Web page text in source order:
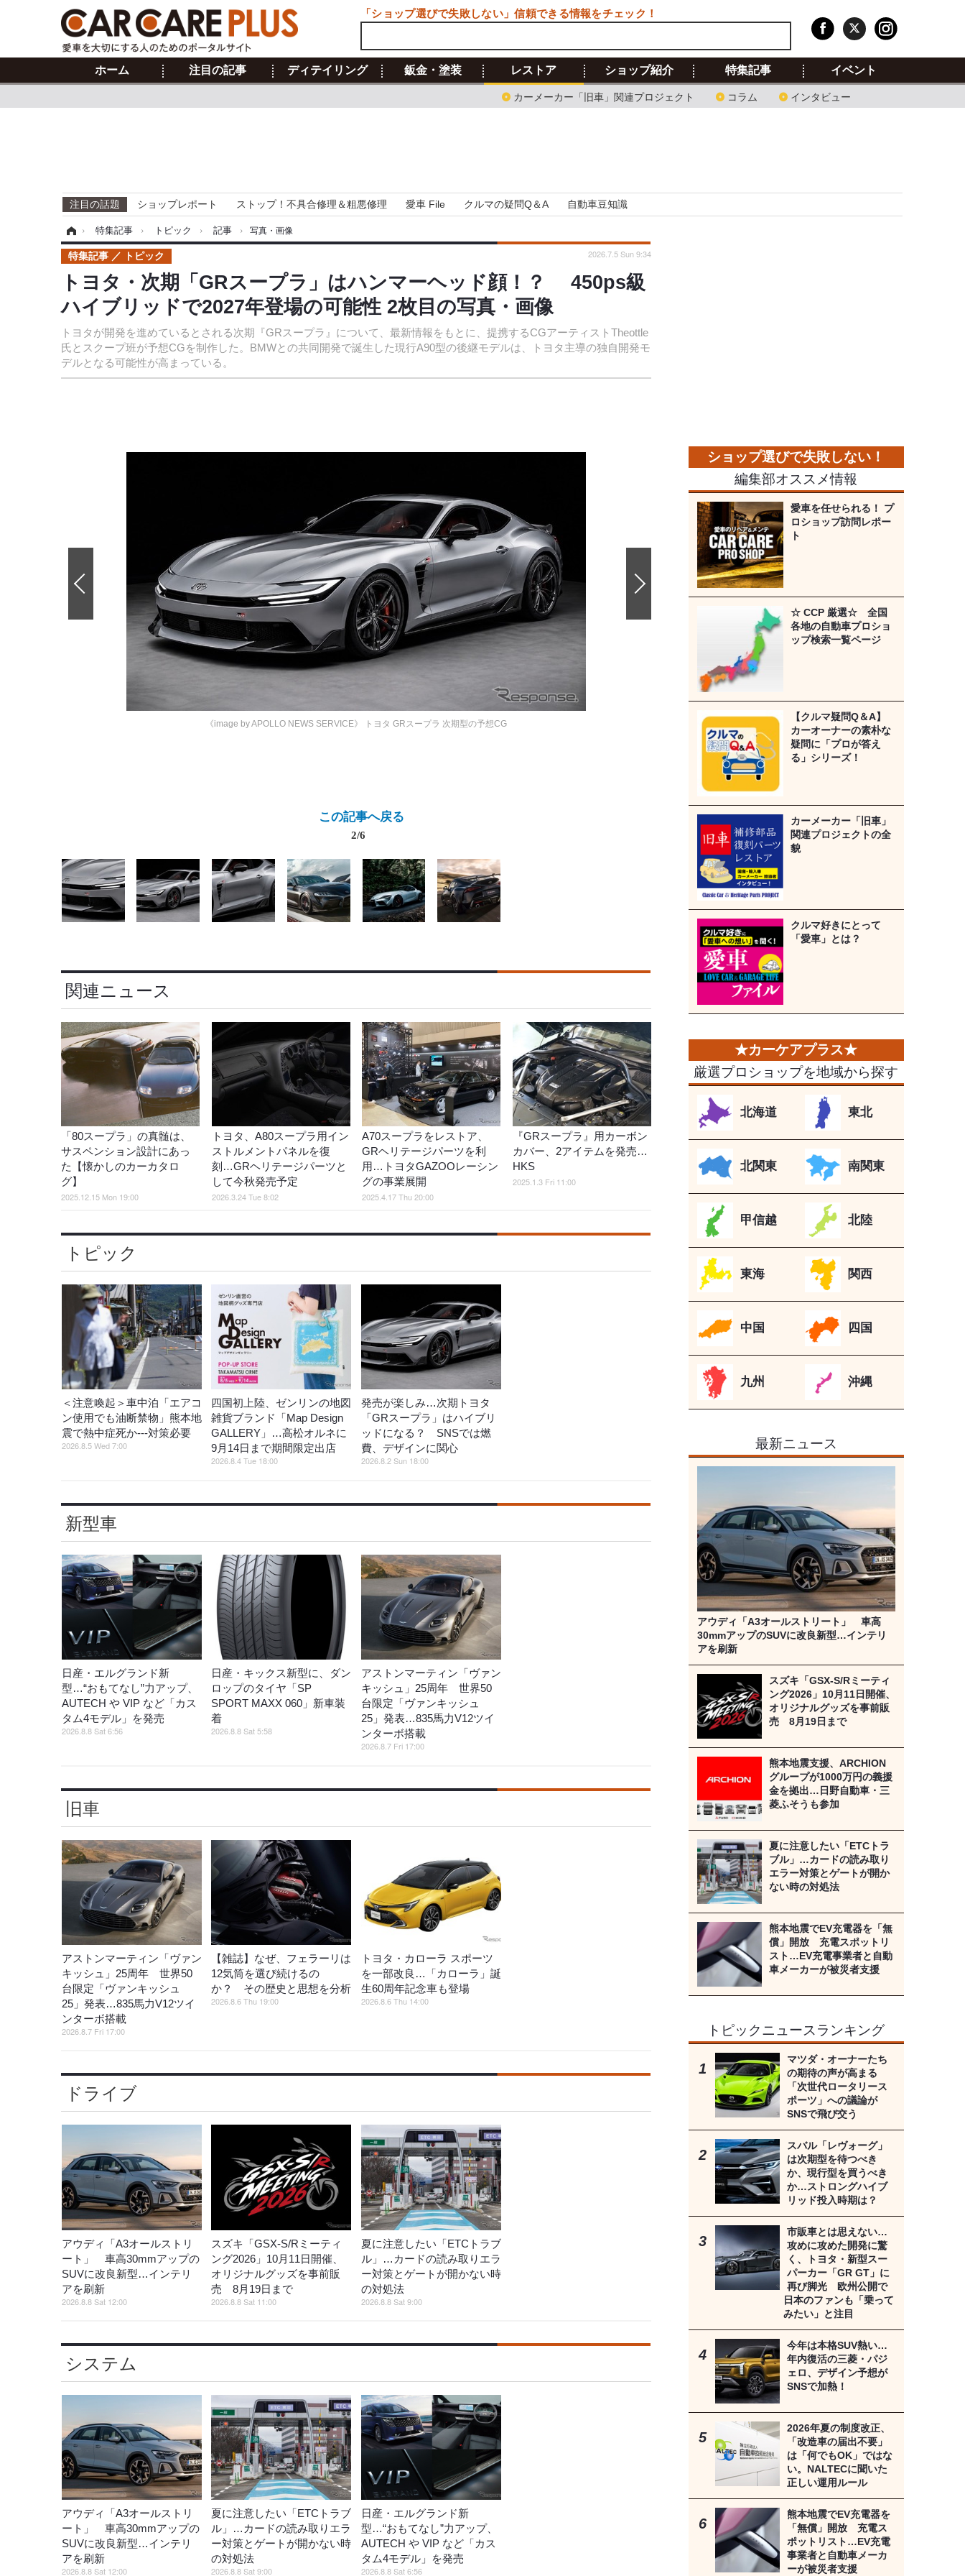
ホーム 注目の記事 ディテイリング 鈑金・塗装 レストア
カーメーカー「旧車」関連プロジェクト コラム インタビュー
ショップ紹介 特集記事 イベント
注目の話題 ショップレポート ストップ！不具合修理＆粗悪修理 愛車 File クルマの疑問Q＆A 自動車豆知識
› 特集記事 › トピック › 記事 › 写真・画像
トヨタ・次期「GRスープラ」はハンマーヘッド顔！？ 450ps級
ハイブリッドで2027年登場の可能性 2枚目の写真・画像
トヨタが開発を進めているとされる次期『GRスープラ』について、最新情報をもとに、提携するCGアーティストTheottle
氏とスクープ班が予想CGを制作した。BMWとの共同開発で誕生した現行A90型の後継モデルは、トヨタ主導の独自開発モ
デルとなる可能性が高まっている。
特集記事 トピック 2026.7.5 Sun 9:34
《image by APOLLO NEWS SERVICE》 トヨタ GRスープラ 次期型の予想CG
この記事へ戻る
2/6
関連ニュース
「80スープラ」の真髄は、
サスペンション設計にあっ
た【懐かしのカーカタロ
グ】
2025.12.15 Mon 19:00
トヨタ、A80スープラ用イン
ストルメントパネルを復
刻…GRヘリテージパーツと
して今秋発売予定
2026.3.24 Tue 8:02
A70スープラをレストア、
GRヘリテージパーツを利
用…トヨタGAZOOレーシン
グの事業展開
2025.4.17 Thu 20:00
『GRスープラ』用カーボン
カバー、2アイテムを発売…
HKS
2025.1.3 Fri 11:00
トピック
＜注意喚起＞車中泊「エアコ
ン使用でも油断禁物」熊本地
震で熱中症死か---対策必要
2026.8.5 Wed 7:00
四国初上陸、ゼンリンの地図
雑貨ブランド「Map Design
GALLERY」…高松オルネに
9月14日まで期間限定出店
2026.8.4 Tue 18:00
発売が楽しみ…次期トヨタ
「GRスープラ」はハイブリ
ッドになる？ SNSでは燃
費、デザインに関心
2026.8.2 Sun 18:00
新型車
日産・エルグランド新
型…“おもてなし”力アップ、
AUTECH や VIP など「カス
タム4モデル」を発売
2026.8.8 Sat 6:56
日産・キックス新型に、ダン
ロップのタイヤ「SP
SPORT MAXX 060」新車装
着
2026.8.8 Sat 5:58
アストンマーティン「ヴァン
キッシュ」25周年 世界50
台限定「ヴァンキッシュ
25」発表…835馬力V12ツイ
ンターボ搭載
2026.8.7 Fri 17:00
旧車
アストンマーティン「ヴァン
キッシュ」25周年 世界50
台限定「ヴァンキッシュ
25」発表…835馬力V12ツイ
ンターボ搭載
2026.8.7 Fri 17:00
【雑誌】なぜ、フェラーリは
12気筒を選び続けるの
か？ その歴史と思想を分析
2026.8.6 Thu 19:00
トヨタ・カローラ スポーツ
を一部改良…「カローラ」誕
生60周年記念車も登場
2026.8.6 Thu 14:00
ドライブ
アウディ「A3オールストリ
ート」 車高30mmアップの
SUVに改良新型…インテリ
アを刷新
2026.8.8 Sat 12:00
スズキ「GSX-S/Rミーティ
ング2026」10月11日開催、
オリジナルグッズを事前販
売 8月19日まで
2026.8.8 Sat 11:00
夏に注意したい「ETCトラブ
ル」…カードの読み取りエラ
ー対策とゲートが開かない時
の対処法
2026.8.8 Sat 9:00
システム
アウディ「A3オールストリ
ート」 車高30mmアップの
SUVに改良新型…インテリ
アを刷新
2026.8.8 Sat 12:00
夏に注意したい「ETCトラブ
ル」…カードの読み取りエラ
ー対策とゲートが開かない時
の対処法
2026.8.8 Sat 9:00
日産・エルグランド新
型…“おもてなし”力アップ、
AUTECH や VIP など「カス
タム4モデル」を発売
2026.8.8 Sat 6:56
編集部オススメ情報
愛車を任せられる！ プ
ロショップ訪問レポー
ト
☆ CCP 厳選☆ 全国
各地の自動車プロショ
ップ検索一覧ページ
【クルマ疑問Q＆A】
カーオーナーの素朴な
疑問に「プロが答え
る」シリーズ！
カーメーカー「旧車」
関連プロジェクトの全
貌
クルマ好きにとって
「愛車」とは？
厳選プロショップを地域から探す
北海道 東北
北関東 南関東
甲信越 北陸
東海 関西
中国 四国
九州 沖縄
最新ニュース
アウディ「A3オールストリート」 車高
30mmアップのSUVに改良新型…インテリ
アを刷新
スズキ「GSX-S/Rミーティ
ング2026」10月11日開催、
オリジナルグッズを事前販
売 8月19日まで
熊本地震支援、ARCHION
グループが1000万円の義援
金を拠出…日野自動車・三
菱ふそうも参加
夏に注意したい「ETCトラ
ブル」…カードの読み取り
エラー対策とゲートが開か
ない時の対処法
熊本地震でEV充電器を「無
償」開放 充電スポットリ
スト…EV充電事業者と自動
車メーカーが被災者支援
トピックニュースランキング
マツダ・オーナーたち
の期待の声が高まる
「次世代ロータリース
ポーツ」への議論が
SNSで飛び交う
スバル「レヴォーグ」
は次期型を待つべき
か、現行型を買うべき
か…ストロングハイブ
リッド投入時期は？
市販車とは思えない…
攻めに攻めた開発に驚
く、トヨタ・新型スー
パーカー「GR GT」に
再び脚光 欧州公開で
日本のファンも「乗って
みたい」と注目
今年は本格SUV熱い…
年内復活の三菱・パジ
ェロ、デザイン予想が
SNSで加熱！
2026年夏の制度改正、
「改造車の届出不要」
は「何でもOK」ではな
い。NALTECに聞いた
正しい運用ルール
熊本地震でEV充電器を
「無償」開放 充電ス
ポットリスト…EV充電
事業者と自動車メーカ
ーが被災者支援
「ショップ選びで失敗しない」信頼できる情報をチェック！